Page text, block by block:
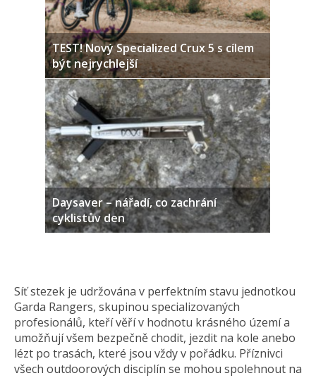
TEST! Nový Specialized Crux 5 s cílem
být nejrychlejší
Daysaver – nářadí, co zachrání
cyklistův den
Síť stezek je udržována v perfektním stavu jednotkou
Garda Rangers, skupinou specializovaných
profesionálů, kteří věří v hodnotu krásného území a
umožňují všem bezpečně chodit, jezdit na kole anebo
lézt po trasách, které jsou vždy v pořádku. Příznivci
všech outdoorových disciplín se mohou spolehnout na